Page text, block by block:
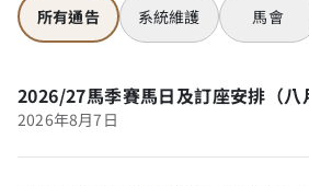
所有通告 系統維護 馬會
2026/27馬季賽馬日及訂座安排（八
2026年8月7日